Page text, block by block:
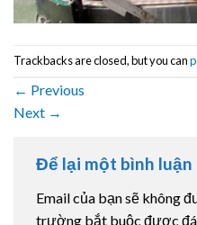
Trackbacks are closed, but you can
← Previous
Next →
Để lại một bình luận
Email của bạn sẽ không
trường bắt buộc được